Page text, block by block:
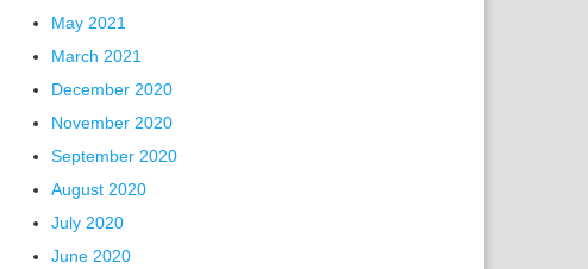
May 2021
March 2021
December 2020
November 2020
September 2020
August 2020
July 2020
June 2020